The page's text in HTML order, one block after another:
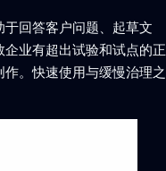
回答客户问题、起草文
业有超出试验和试点的正
。快速使用与缓慢治理之